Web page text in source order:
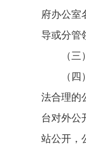
府办公室
导或分管
（
（
法合理的
台对外公
站公开，